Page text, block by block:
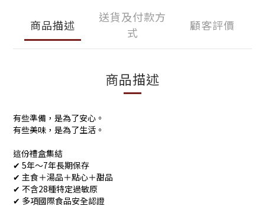
商品描述
送貨及付款方
式
顧客評價
商品描述
有些準備，是為了安心。
有些美味，是為了生活。
這份禮盒集結
✔ 5年～7年長期保存
✔ 主食＋湯品＋點心＋甜品
✔ 不含28種特定過敏原
✔ 多項國際食品安全認證